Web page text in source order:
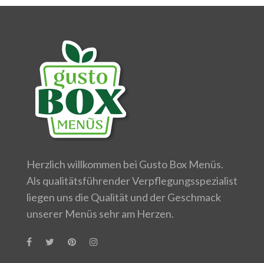
Herzlich willkommen bei Gusto Box Menüs.
Als qualitätsführender Verpflegungsspezialist
liegen uns die Qualität und der Geschmack
unserer Menüs sehr am Herzen.